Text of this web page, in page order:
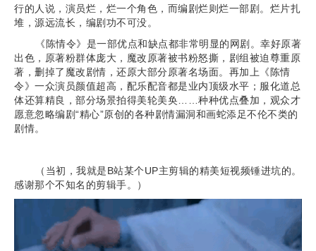
行的人说，演员烂，烂一个角色，而编剧烂则烂一部剧。烂片扎
堆，源远流长，编剧功不可没。
《陈情令》是一部优点和缺点都非常明显的网剧。幸好原著
出色，原著粉群体庞大，魔改原著被书粉怒撕，剧组被迫尊重原
著，删掉了魔改剧情，还原大部分原著名场面。再加上《陈情
令》一众演员颜值超高，配乐配音都是业内顶级水平；服化道总
体还算精良，部分场景拍得美轮美奂……种种优点叠加，观众才
愿意忽略编剧“精心”原创的各种剧情漏洞和画蛇添足不伦不类的
剧情。
（当初，我就是B站某个UP主剪辑的精美短视频锤进坑的。
感谢那个不知名的剪辑手。）